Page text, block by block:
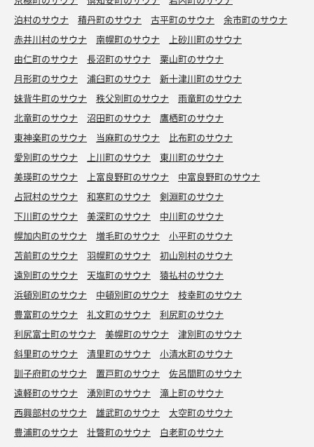
泊村のサウナ
積丹町のサウナ 古平町のサウナ
余市町のサウナ
赤井川村のサウナ
南幌町のサウナ
上砂川町のサウナ
由仁町のサウナ
長沼町のサウナ
栗山町のサウナ
月形町のサウナ
浦臼町のサウナ
新十津川町のサウナ
妹背牛町のサウナ
秩父別町のサウナ
雨竜町のサウナ
北竜町のサウナ
沼田町のサウナ
鷹栖町のサウナ
東神楽町のサウナ
当麻町のサウナ
比布町のサウナ
愛別町のサウナ
上川町のサウナ
東川町のサウナ
美瑛町のサウナ
上富良野町のサウナ
中富良野町のサウナ
占冠村のサウナ
和寒町のサウナ
剣淵町のサウナ
下川町のサウナ
美深町のサウナ
中川町のサウナ
幌加内町のサウナ
増毛町のサウナ
小平町のサウナ
苫前町のサウナ
羽幌町のサウナ
初山別村のサウナ
遠別町のサウナ
天塩町のサウナ
猿払村のサウナ
浜頓別町のサウナ
中頓別町のサウナ
枝幸町のサウナ
豊富町のサウナ
礼文町のサウナ
利尻町のサウナ
利尻富士町のサウナ
美幌町のサウナ
津別町のサウナ
斜里町のサウナ
清里町のサウナ
小清水町のサウナ
訓子府町のサウナ
置戸町のサウナ
佐呂間町のサウナ
遠軽町のサウナ
湧別町のサウナ
滝上町のサウナ
西興部村のサウナ
雄武町のサウナ
大空町のサウナ
豊浦町のサウナ
壮瞥町のサウナ
白老町のサウナ